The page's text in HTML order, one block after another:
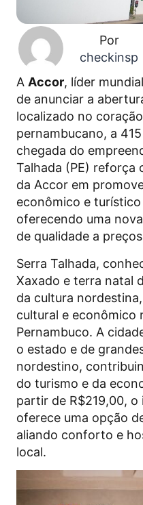
Por
checkinsp
A Accor, líder
de anunciar a
localizado no
pernambucano, a
chegada do
Talhada (PE) reforça
da Accor em
econômico e
oferecendo uma
de qualidade a
Serra Talhada,
Xaxado e terra natal
da cultura
cultural e econômico
Pernambuco. A
o estado e de
nordestino,
do turismo e da
partir de R$219,00, o
oferece uma opção
aliando conforto e
local.